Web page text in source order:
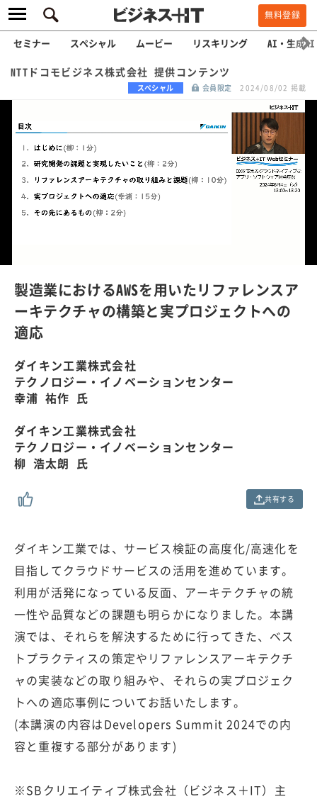
無料登録
セミナー スペシャル ムービー リスキリング AI・生成AI
NTTドコモビジネス株式会社 提供コンテンツ
スペシャル 会員限定 2024/08/02 掲載
:
1
0
0
製造業におけるAWSを用いたリファレンスア
ーキテクチャの構築と実プロジェクトへの
適応
ダイキン工業株式会社
テクノロジー・イノベーションセンター
幸浦 祐作 氏
ダイキン工業株式会社
テクノロジー・イノベーションセンター
柳 浩太朗 氏
共有する
ダイキン工業では、サービス検証の高度化/高速化を
目指してクラウドサービスの活用を進めています。
利用が活発になっている反面、アーキテクチャの統
一性や品質などの課題も明らかになりました。本講
演では、それらを解決するために行ってきた、ベス
トプラクティスの策定やリファレンスアーキテクチ
ャの実装などの取り組みや、それらの実プロジェク
トへの適応事例についてお話いたします。
(本講演の内容はDevelopers Summit 2024での内
容と重複する部分があります)
※SBクリエイティブ株式会社（ビジネス＋IT）主